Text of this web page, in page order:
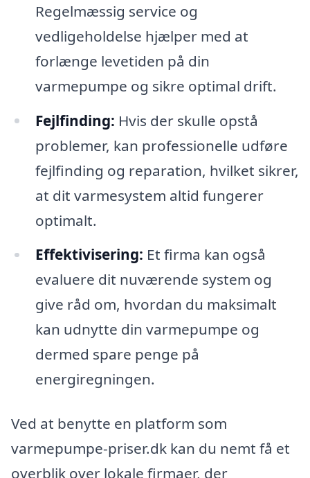
Regelmæssig service og
vedligeholdelse hjælper med at
forlænge levetiden på din
varmepumpe og sikre optimal drift.
Fejlfinding: Hvis der skulle opstå
problemer, kan professionelle udføre
fejlfinding og reparation, hvilket sikrer,
at dit varmesystem altid fungerer
optimalt.
Effektivisering: Et firma kan også
evaluere dit nuværende system og
give råd om, hvordan du maksimalt
kan udnytte din varmepumpe og
dermed spare penge på
energiregningen.
Ved at benytte en platform som
varmepumpe-priser.dk kan du nemt få et
overblik over lokale firmaer, der